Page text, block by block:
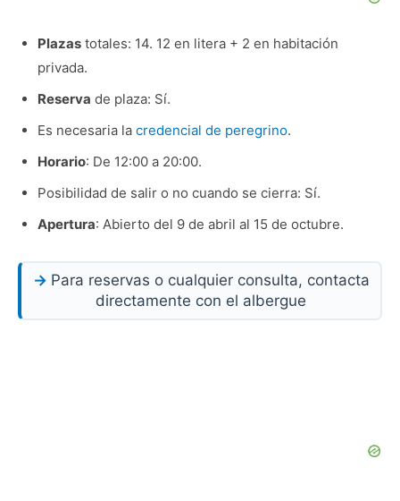
Plazastotales: 14. 12 en litera + 2 en habitación
privada.
Reserva de plaza: Sí.
Es necesaria la credencial de peregrino.
Horario: De 12:00 a 20:00.
Posibilidad de salir o no cuando se cierra: Sí.
Apertura: Abierto del 9 de abril al 15 de octubre.
Para reservas o cualquier consulta, contacta
directamente con el albergue